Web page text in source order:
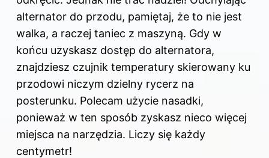
alternator do przodu, pamiętaj, że to nie jest
walka, a raczej taniec z maszyną. Gdy w
końcu uzyskasz dostęp do alternatora,
znajdziesz czujnik temperatury skierowany ku
przodowi niczym dzielny rycerz na
posterunku. Polecam użycie nasadki,
ponieważ w ten sposób zyskasz nieco więcej
miejsca na narzędzia. Liczy się każdy
centymetr!